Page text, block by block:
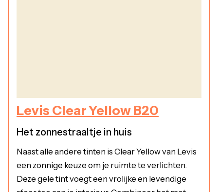
Levis Clear Yellow B20
Het zonnestraaltje in huis
Naast alle andere tinten is Clear Yellow van Levis
een zonnige keuze om je ruimte te verlichten.
Deze gele tint voegt een vrolijke en levendige